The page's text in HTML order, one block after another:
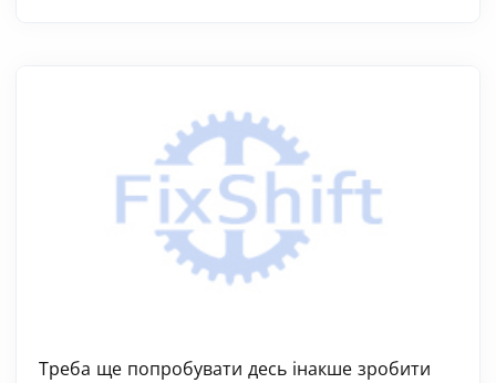
Треба ще попробувати десь інакше зробити